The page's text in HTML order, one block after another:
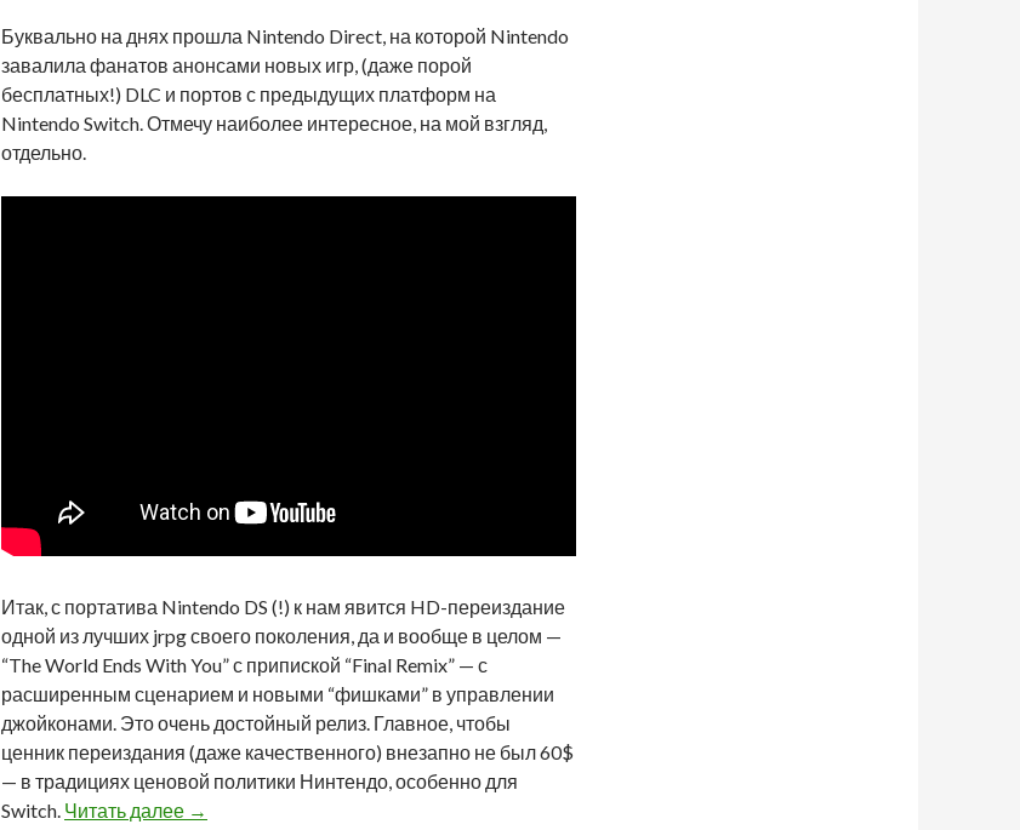
Буквально на днях прошла Nintendo Direct, на которой Nintendo
завалила фанатов анонсами новых игр, (даже порой
бесплатных!) DLC и портов с предыдущих платформ на
Nintendo Switch. Отмечу наиболее интересное, на мой взгляд,
отдельно.
Итак, с портатива Nintendo DS (!) к нам явится HD-переиздание
одной из лучших jrpg своего поколения, да и вообще в целом —
“The World Ends With You” с припиской “Final Remix” — с
расширенным сценарием и новыми “фишками” в управлении
джойконами. Это очень достойный релиз. Главное, чтобы
ценник переиздания (даже качественного) внезапно не был 60$
— в традициях ценовой политики Нинтендо, особенно для
Switch. Читать далее Мысли по поводу Nintendo Direct Mini от 11.01.2018
→